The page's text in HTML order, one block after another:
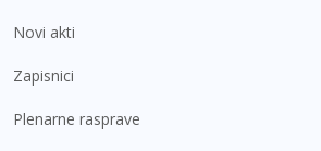
Novi akti
Zapisnici
Plenarne rasprave